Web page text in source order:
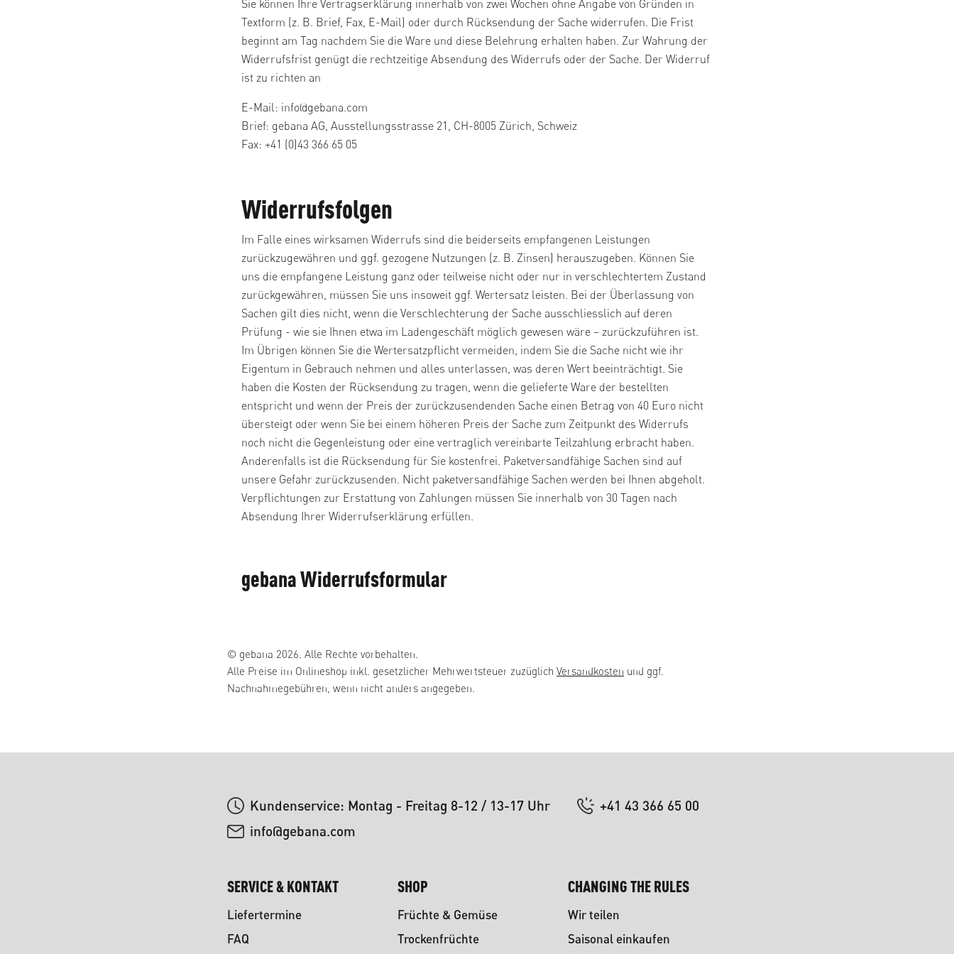
Sie können Ihre Vertragserklärung innerhalb von zwei Wochen ohne Angabe von Gründen in
Textform (z. B. Brief, Fax, E-Mail) oder durch Rücksendung der Sache widerrufen. Die Frist
beginnt am Tag nachdem Sie die Ware und diese Belehrung erhalten haben. Zur Wahrung der
Widerrufsfrist genügt die rechtzeitige Absendung des Widerrufs oder der Sache. Der Widerruf
ist zu richten an
E-Mail: info@gebana.com
Brief: gebana AG, Ausstellungsstrasse 21, CH-8005 Zürich, Schweiz
Fax: +41 (0)43 366 65 05
Widerrufsfolgen
Im Falle eines wirksamen Widerrufs sind die beiderseits empfangenen Leistungen
zurückzugewähren und ggf. gezogene Nutzungen (z. B. Zinsen) herauszugeben. Können Sie
uns die empfangene Leistung ganz oder teilweise nicht oder nur in verschlechtertem Zustand
zurückgewähren, müssen Sie uns insoweit ggf. Wertersatz leisten. Bei der Überlassung von
Sachen gilt dies nicht, wenn die Verschlechterung der Sache ausschliesslich auf deren
Prüfung - wie sie Ihnen etwa im Ladengeschäft möglich gewesen wäre – zurückzuführen ist.
Im Übrigen können Sie die Wertersatzpflicht vermeiden, indem Sie die Sache nicht wie ihr
Eigentum in Gebrauch nehmen und alles unterlassen, was deren Wert beeinträchtigt. Sie
haben die Kosten der Rücksendung zu tragen, wenn die gelieferte Ware der bestellten
entspricht und wenn der Preis der zurückzusendenden Sache einen Betrag von 40 Euro nicht
übersteigt oder wenn Sie bei einem höheren Preis der Sache zum Zeitpunkt des Widerrufs
noch nicht die Gegenleistung oder eine vertraglich vereinbarte Teilzahlung erbracht haben.
Anderenfalls ist die Rücksendung für Sie kostenfrei. Paketversandfähige Sachen sind auf
unsere Gefahr zurückzusenden. Nicht paketversandfähige Sachen werden bei Ihnen abgeholt.
Verpflichtungen zur Erstattung von Zahlungen müssen Sie innerhalb von 30 Tagen nach
Absendung Ihrer Widerrufserklärung erfüllen.
gebana Widerrufsformular
© gebana 2026. Alle Rechte vorbehalten.
Alle Preise im Onlineshop inkl. gesetzlicher Mehrwertsteuer zuzüglich Versandkosten und ggf.
Nachnahmegebühren, wenn nicht anders angegeben.
Kundenservice: Montag - Freitag 8-12 / 13-17 Uhr
+41 43 366 65 00
info@gebana.com
SERVICE & KONTAKT
Liefertermine
FAQ
SHOP
Früchte & Gemüse
Trockenfrüchte
CHANGING THE RULES
Wir teilen
Saisonal einkaufen